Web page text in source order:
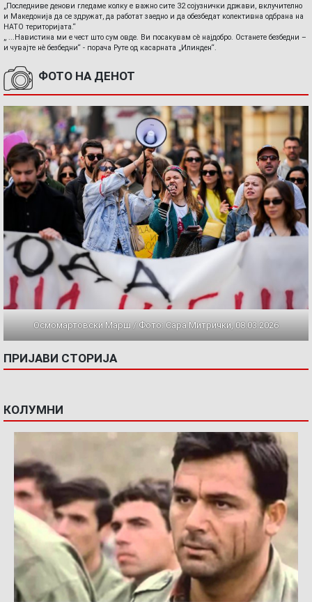
„Последниве денови гледаме колку е важно сите 32 сојузнички држави, вклучително
и Македонија да се здружат, да работат заедно и да обезбедат колективна одбрана на
НАТО територијата.“
„ ...Навистина ми е чест што сум овде. Ви посакувам сè најдобро. Останете безбедни –
и чувајте нè безбедни“ - порача Руте од касарната „Илинден“.
ФОТО НА ДЕНОТ
Осмомартовски Марш / Фото: Сара Митрички, 08.03.2026
ПРИЈАВИ СТОРИЈА
КОЛУМНИ